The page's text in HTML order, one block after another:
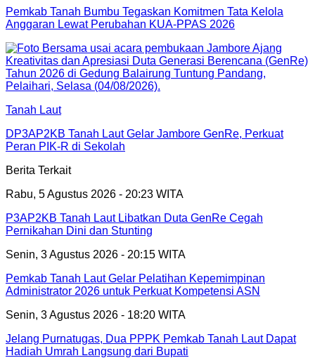
Pemkab Tanah Bumbu Tegaskan Komitmen Tata Kelola
Anggaran Lewat Perubahan KUA-PPAS 2026
Tanah Laut
DP3AP2KB Tanah Laut Gelar Jambore GenRe, Perkuat
Peran PIK-R di Sekolah
Berita Terkait
Rabu, 5 Agustus 2026 - 20:23 WITA
P3AP2KB Tanah Laut Libatkan Duta GenRe Cegah
Pernikahan Dini dan Stunting
Senin, 3 Agustus 2026 - 20:15 WITA
Pemkab Tanah Laut Gelar Pelatihan Kepemimpinan
Administrator 2026 untuk Perkuat Kompetensi ASN
Senin, 3 Agustus 2026 - 18:20 WITA
Jelang Purnatugas, Dua PPPK Pemkab Tanah Laut Dapat
Hadiah Umrah Langsung dari Bupati